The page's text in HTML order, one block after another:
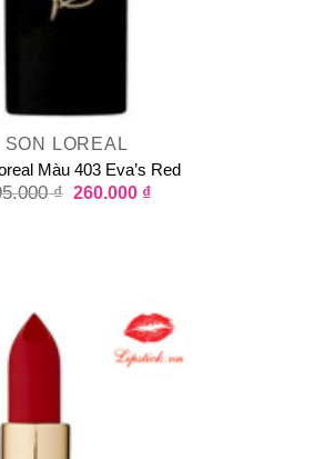
SON LOREAL
Màu 403 Eva’s Red
₫ 260.000 ₫